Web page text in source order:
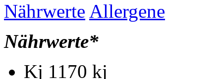
Nährwerte Allergene
Nährwerte*
Kj 1170 kj